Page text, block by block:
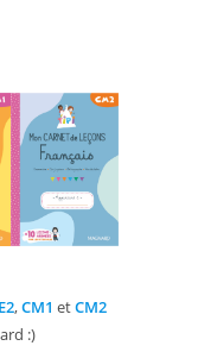
,CM1 etCM2
:)